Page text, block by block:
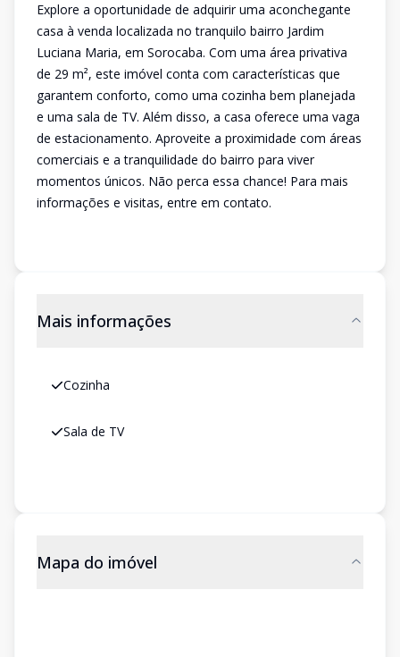
Explore a oportunidade de adquirir uma aconchegante
casa à venda localizada no tranquilo bairro Jardim
Luciana Maria, em Sorocaba. Com uma área privativa
de 29 m², este imóvel conta com características que
garantem conforto, como uma cozinha bem planejada
e uma sala de TV. Além disso, a casa oferece uma vaga
de estacionamento. Aproveite a proximidade com áreas
comerciais e a tranquilidade do bairro para viver
momentos únicos. Não perca essa chance! Para mais
informações e visitas, entre em contato.
Mais informações
Cozinha
Sala de TV
Mapa do imóvel